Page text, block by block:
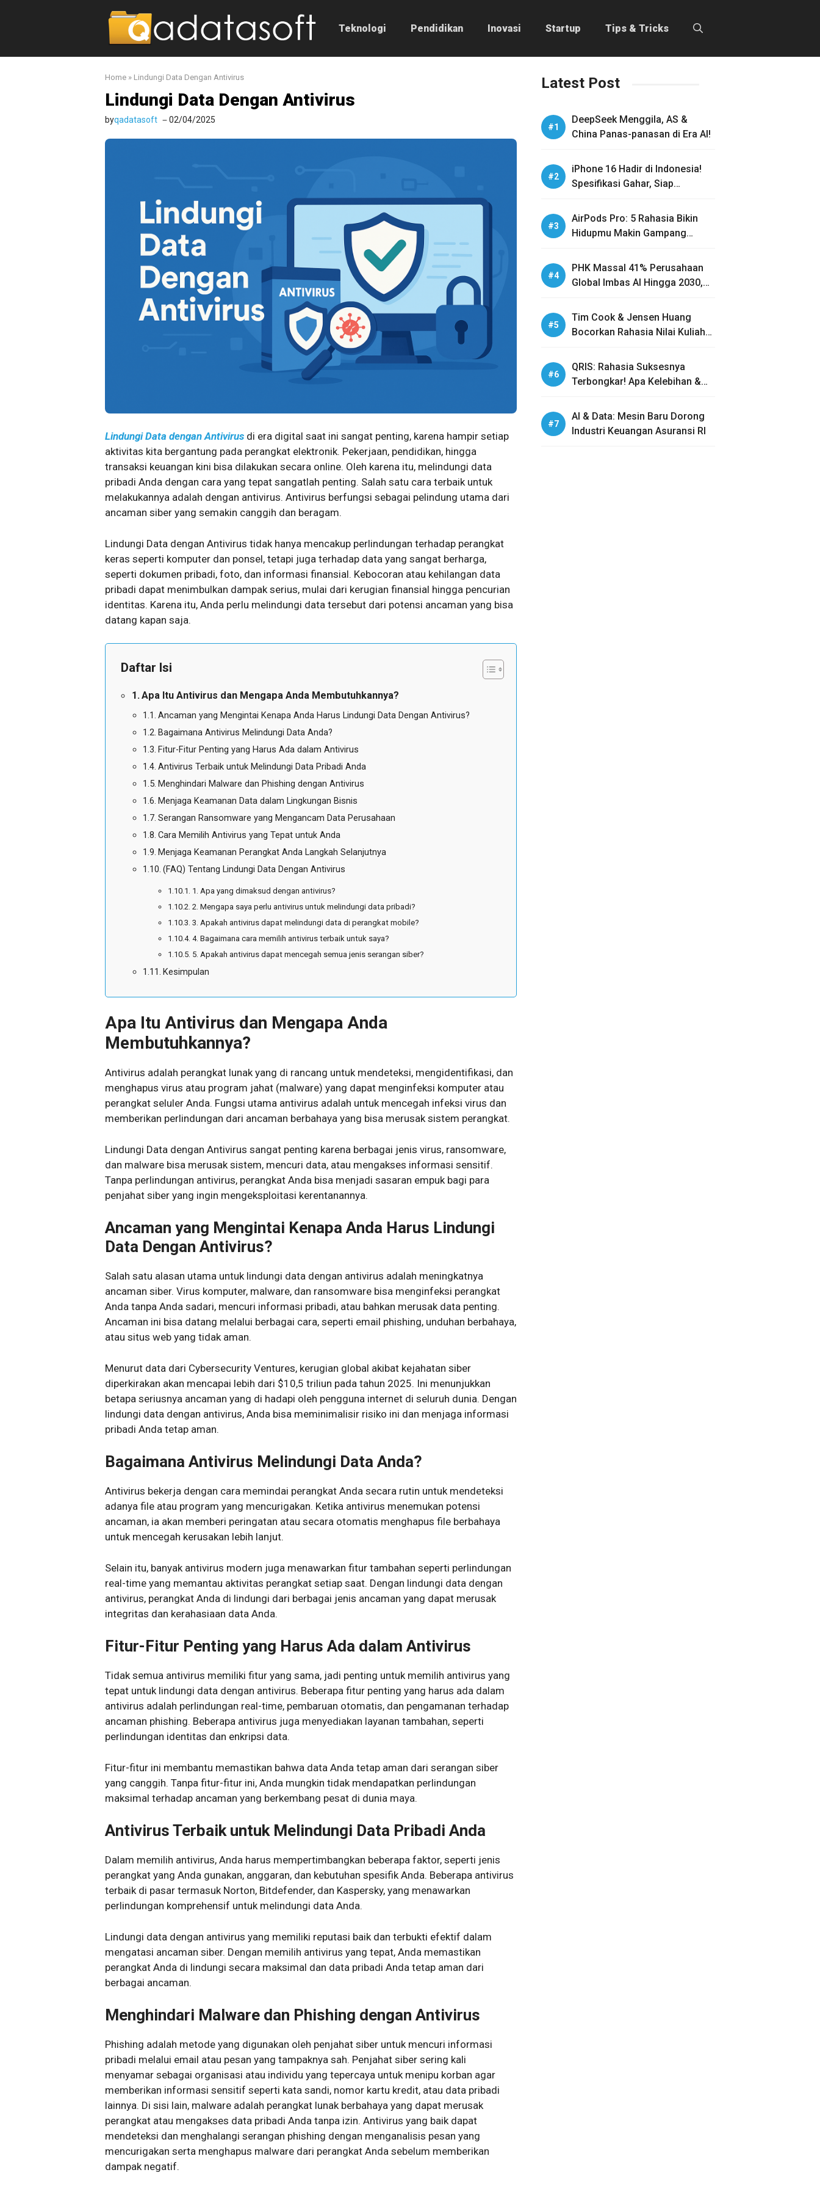
Teknologi Pendidikan Inovasi Startup Tips & Tricks
Home » Lindungi Data Dengan Antivirus
Lindungi Data Dengan Antivirus
byqadatasoft 02/04/2025
Lindungi Data dengan Antivirus di era digital saat ini sangat penting, karena hampir setiap
aktivitas kita bergantung pada perangkat elektronik. Pekerjaan, pendidikan, hingga
transaksi keuangan kini bisa dilakukan secara online. Oleh karena itu, melindungi data
pribadi Anda dengan cara yang tepat sangatlah penting. Salah satu cara terbaik untuk
melakukannya adalah dengan antivirus. Antivirus berfungsi sebagai pelindung utama dari
ancaman siber yang semakin canggih dan beragam.
Lindungi Data dengan Antivirus tidak hanya mencakup perlindungan terhadap perangkat
keras seperti komputer dan ponsel, tetapi juga terhadap data yang sangat berharga,
seperti dokumen pribadi, foto, dan informasi finansial. Kebocoran atau kehilangan data
pribadi dapat menimbulkan dampak serius, mulai dari kerugian finansial hingga pencurian
identitas. Karena itu, Anda perlu melindungi data tersebut dari potensi ancaman yang bisa
datang kapan saja.
Daftar Isi
Apa Itu Antivirus dan Mengapa Anda Membutuhkannya?
Ancaman yang Mengintai Kenapa Anda Harus Lindungi Data Dengan Antivirus?
Bagaimana Antivirus Melindungi Data Anda?
Fitur-Fitur Penting yang Harus Ada dalam Antivirus
Antivirus Terbaik untuk Melindungi Data Pribadi Anda
Menghindari Malware dan Phishing dengan Antivirus
Menjaga Keamanan Data dalam Lingkungan Bisnis
Serangan Ransomware yang Mengancam Data Perusahaan
Cara Memilih Antivirus yang Tepat untuk Anda
Menjaga Keamanan Perangkat Anda Langkah Selanjutnya
(FAQ) Tentang Lindungi Data Dengan Antivirus
1. Apa yang dimaksud dengan antivirus?
2. Mengapa saya perlu antivirus untuk melindungi data pribadi?
3. Apakah antivirus dapat melindungi data di perangkat mobile?
4. Bagaimana cara memilih antivirus terbaik untuk saya?
5. Apakah antivirus dapat mencegah semua jenis serangan siber?
Kesimpulan
Apa Itu Antivirus dan Mengapa Anda
Membutuhkannya?
Antivirus adalah perangkat lunak yang di rancang untuk mendeteksi, mengidentifikasi, dan
menghapus virus atau program jahat (malware) yang dapat menginfeksi komputer atau
perangkat seluler Anda. Fungsi utama antivirus adalah untuk mencegah infeksi virus dan
memberikan perlindungan dari ancaman berbahaya yang bisa merusak sistem perangkat.
Lindungi Data dengan Antivirus sangat penting karena berbagai jenis virus, ransomware,
dan malware bisa merusak sistem, mencuri data, atau mengakses informasi sensitif.
Tanpa perlindungan antivirus, perangkat Anda bisa menjadi sasaran empuk bagi para
penjahat siber yang ingin mengeksploitasi kerentanannya.
Ancaman yang Mengintai Kenapa Anda Harus Lindungi
Data Dengan Antivirus?
Salah satu alasan utama untuk lindungi data dengan antivirus adalah meningkatnya
ancaman siber. Virus komputer, malware, dan ransomware bisa menginfeksi perangkat
Anda tanpa Anda sadari, mencuri informasi pribadi, atau bahkan merusak data penting.
Ancaman ini bisa datang melalui berbagai cara, seperti email phishing, unduhan berbahaya,
atau situs web yang tidak aman.
Menurut data dari Cybersecurity Ventures, kerugian global akibat kejahatan siber
diperkirakan akan mencapai lebih dari $10,5 triliun pada tahun 2025. Ini menunjukkan
betapa seriusnya ancaman yang di hadapi oleh pengguna internet di seluruh dunia. Dengan
lindungi data dengan antivirus, Anda bisa meminimalisir risiko ini dan menjaga informasi
pribadi Anda tetap aman.
Bagaimana Antivirus Melindungi Data Anda?
Antivirus bekerja dengan cara memindai perangkat Anda secara rutin untuk mendeteksi
adanya file atau program yang mencurigakan. Ketika antivirus menemukan potensi
ancaman, ia akan memberi peringatan atau secara otomatis menghapus file berbahaya
untuk mencegah kerusakan lebih lanjut.
Selain itu, banyak antivirus modern juga menawarkan fitur tambahan seperti perlindungan
real-time yang memantau aktivitas perangkat setiap saat. Dengan lindungi data dengan
antivirus, perangkat Anda di lindungi dari berbagai jenis ancaman yang dapat merusak
integritas dan kerahasiaan data Anda.
Fitur-Fitur Penting yang Harus Ada dalam Antivirus
Tidak semua antivirus memiliki fitur yang sama, jadi penting untuk memilih antivirus yang
tepat untuk lindungi data dengan antivirus. Beberapa fitur penting yang harus ada dalam
antivirus adalah perlindungan real-time, pembaruan otomatis, dan pengamanan terhadap
ancaman phishing. Beberapa antivirus juga menyediakan layanan tambahan, seperti
perlindungan identitas dan enkripsi data.
Fitur-fitur ini membantu memastikan bahwa data Anda tetap aman dari serangan siber
yang canggih. Tanpa fitur-fitur ini, Anda mungkin tidak mendapatkan perlindungan
maksimal terhadap ancaman yang berkembang pesat di dunia maya.
Antivirus Terbaik untuk Melindungi Data Pribadi Anda
Dalam memilih antivirus, Anda harus mempertimbangkan beberapa faktor, seperti jenis
perangkat yang Anda gunakan, anggaran, dan kebutuhan spesifik Anda. Beberapa antivirus
terbaik di pasar termasuk Norton, Bitdefender, dan Kaspersky, yang menawarkan
perlindungan komprehensif untuk melindungi data Anda.
Lindungi data dengan antivirus yang memiliki reputasi baik dan terbukti efektif dalam
mengatasi ancaman siber. Dengan memilih antivirus yang tepat, Anda memastikan
perangkat Anda di lindungi secara maksimal dan data pribadi Anda tetap aman dari
berbagai ancaman.
Menghindari Malware dan Phishing dengan Antivirus
Phishing adalah metode yang digunakan oleh penjahat siber untuk mencuri informasi
pribadi melalui email atau pesan yang tampaknya sah. Penjahat siber sering kali
menyamar sebagai organisasi atau individu yang tepercaya untuk menipu korban agar
memberikan informasi sensitif seperti kata sandi, nomor kartu kredit, atau data pribadi
lainnya. Di sisi lain, malware adalah perangkat lunak berbahaya yang dapat merusak
perangkat atau mengakses data pribadi Anda tanpa izin. Antivirus yang baik dapat
mendeteksi dan menghalangi serangan phishing dengan menganalisis pesan yang
mencurigakan serta menghapus malware dari perangkat Anda sebelum memberikan
dampak negatif.
Latest Post
DeepSeek Menggila, AS &
China Panas-panasan di Era AI!
iPhone 16 Hadir di Indonesia!
Spesifikasi Gahar, Siap
AirPods Pro: 5 Rahasia Bikin
Hidupmu Makin Gampang
PHK Massal 41% Perusahaan
Global Imbas AI Hingga 2030,
Tim Cook & Jensen Huang
Bocorkan Rahasia Nilai Kuliah
QRIS: Rahasia Suksesnya
Terbongkar! Apa Kelebihan &
AI & Data: Mesin Baru Dorong
Industri Keuangan Asuransi RI